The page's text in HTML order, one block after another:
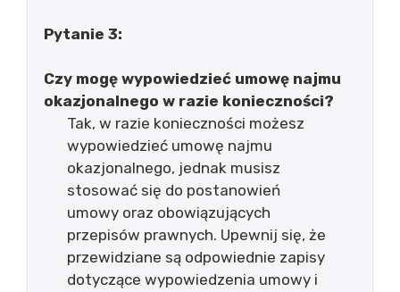
Pytanie 3:
Czy mogę wypowiedzieć umowę najmu
okazjonalnego w razie konieczności?
Tak, w razie konieczności możesz
wypowiedzieć umowę najmu
okazjonalnego, jednak musisz
stosować się do postanowień
umowy oraz obowiązujących
przepisów prawnych. Upewnij się, że
przewidziane są odpowiednie zapisy
dotyczące wypowiedzenia umowy i